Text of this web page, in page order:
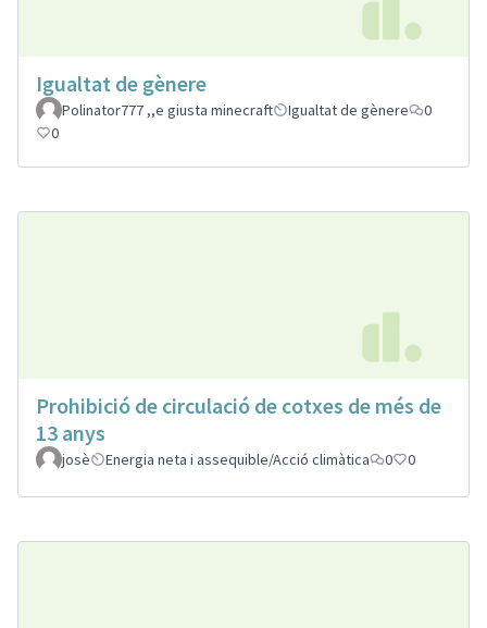
Igualtat de gènere
Polinator777 ,,e giusta minecraft Igualtat de gènere
0
0
Prohibició de circulació de cotxes de més de
13 anys
josè Energia neta i assequible/Acció climàtica 0 0